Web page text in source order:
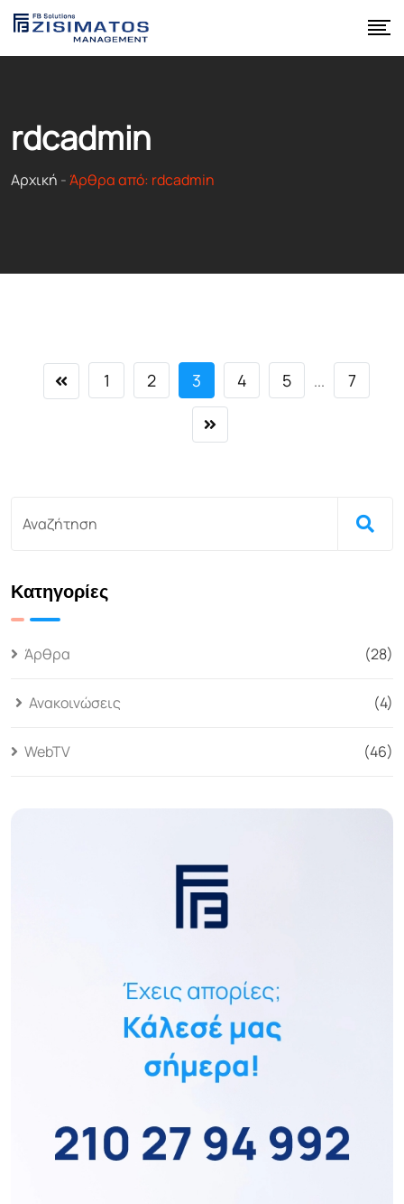
Skip
content
rdcadmin
Αρχική -Άρθρα από: rdcadmin
1 2 3 4 5 ... 7
Κατηγορίες
Άρθρα (28)
Ανακοινώσεις (4)
WebTV (46)